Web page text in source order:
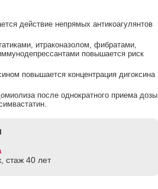
действие непрямых антикоагулянтов
итраконазолом, фибратами,
повышается риск
повышается концентрация дигоксина
после однократного приема дозы
стаж 40 лет